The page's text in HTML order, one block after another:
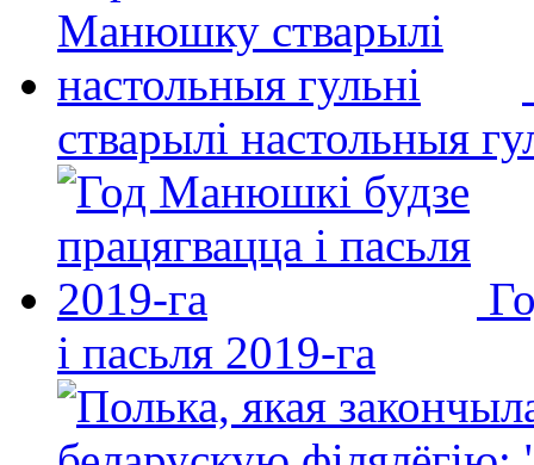
стварылі настольныя
і пасьля 2019-га